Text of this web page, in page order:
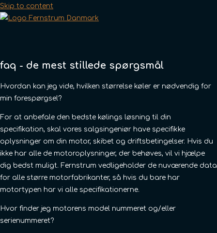
Skip to content
faq - de mest stillede spørgsmål
Hvordan kan jeg vide, hvilken størrelse køler er nødvendig for
min forespørgsel?
For at anbefale den bedste kølings løsning til din
specifikation, skal vores salgsingeniør have specifikke
oplysninger om din motor, skibet og driftsbetingelser. Hvis du
ikke har alle de motoroplysninger, der behøves, vil vi hjælpe
dig bedst muligt. Fernstrum vedligeholder de nuværende data
for alle større motorfabrikanter, så hvis du bare har
motortypen har vi alle specifikationerne.
Hvor finder jeg motorens model nummeret og/eller
serienummeret?